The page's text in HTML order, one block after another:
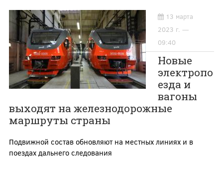
13 марта
2023 г. —
09:40
Новые
электропо
езда и
вагоны
выходят на железнодорожные
маршруты страны
Подвижной состав обновляют на местных линиях и в
поездах дальнего следования